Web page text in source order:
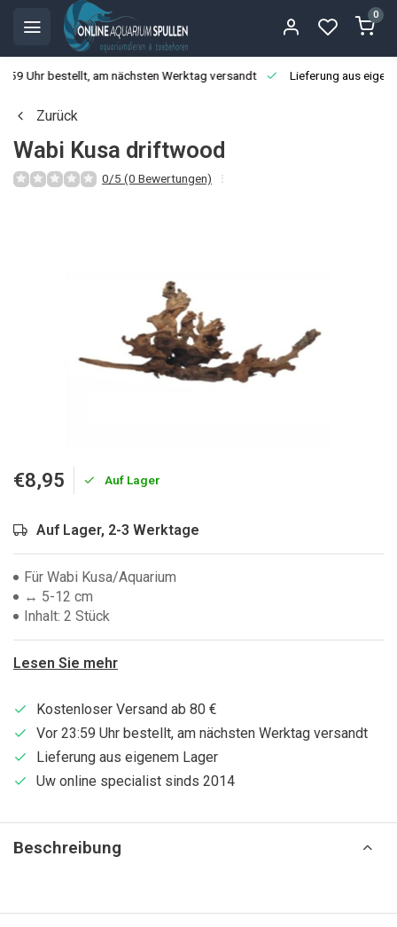
0
Uhr bestellt, am nächsten Werktag versandt Lieferung aus
Zurück
Wabi Kusa driftwood
0/5 (0 Bewertungen)
€8,95 Auf Lager
Auf Lager, 2-3 Werktage
Für Wabi Kusa/Aquarium
↔ 5-12 cm
Inhalt: 2 Stück
Lesen Sie mehr
Kostenloser Versand ab 80 €
Vor 23:59 Uhr bestellt, am nächsten Werktag versandt
Lieferung aus eigenem Lager
Uw online specialist sinds 2014
Beschreibung